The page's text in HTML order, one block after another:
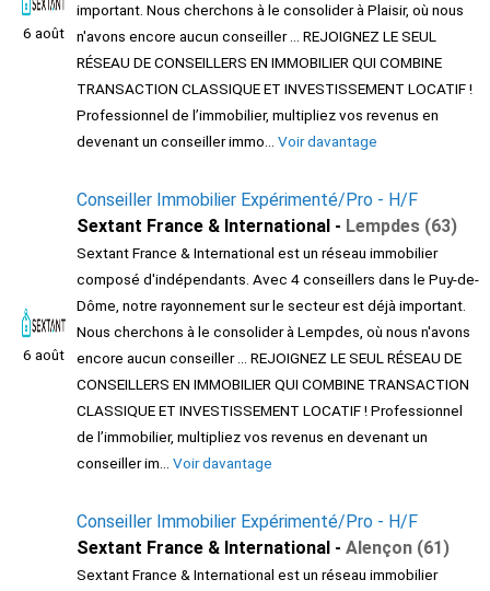
6 août
important. Nous cherchons à le consolider à Plaisir, où nous
n'avons encore aucun conseiller ... REJOIGNEZ LE SEUL
RÉSEAU DE CONSEILLERS EN IMMOBILIER QUI COMBINE
TRANSACTION CLASSIQUE ET INVESTISSEMENT LOCATIF !
Professionnel de l’immobilier, multipliez vos revenus en
devenant un conseiller immo... Voir davantage
6 août
Conseiller Immobilier Expérimenté/Pro - H/F
Sextant France & International - Lempdes (63)
Sextant France & International est un réseau immobilier
composé d'indépendants. Avec 4 conseillers dans le Puy-de-
Dôme, notre rayonnement sur le secteur est déjà important.
Nous cherchons à le consolider à Lempdes, où nous n'avons
encore aucun conseiller ... REJOIGNEZ LE SEUL RÉSEAU DE
CONSEILLERS EN IMMOBILIER QUI COMBINE TRANSACTION
CLASSIQUE ET INVESTISSEMENT LOCATIF ! Professionnel
de l’immobilier, multipliez vos revenus en devenant un
conseiller im... Voir davantage
Conseiller Immobilier Expérimenté/Pro - H/F
Sextant France & International - Alençon (61)
Sextant France & International est un réseau immobilier